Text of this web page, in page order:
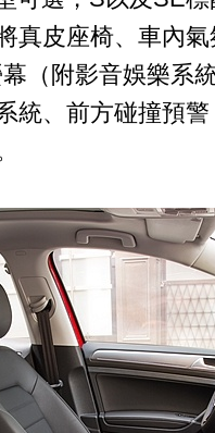
真皮座椅、車內
（附影音娛樂系
統、前方碰撞預